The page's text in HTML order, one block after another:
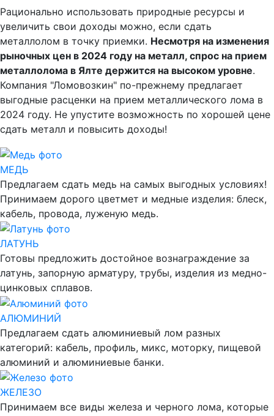
Рационально использовать природные ресурсы и
увеличить свои доходы можно, если сдать
металлолом в точку приемки. Несмотря на изменения
рыночных цен в 2024 году на металл, спрос на прием
металлолома в Ялте держится на высоком уровне.
Компания "Ломовозкин" по-прежнему предлагает
выгодные расценки на прием металлического лома в
2024 году. Не упустите возможность по хорошей цене
сдать металл и повысить доходы!
МЕДЬ
Предлагаем сдать медь на самых выгодных условиях!
Принимаем дорого цветмет и медные изделия: блеск,
кабель, провода, луженую медь.
ЛАТУНЬ
Готовы предложить достойное вознаграждение за
латунь, запорную арматуру, трубы, изделия из медно-
цинковых сплавов.
АЛЮМИНИЙ
Предлагаем сдать алюминиевый лом разных
категорий: кабель, профиль, микс, моторку, пищевой
алюминий и алюминиевые банки.
ЖЕЛЕЗО
Принимаем все виды железа и черного лома, которые